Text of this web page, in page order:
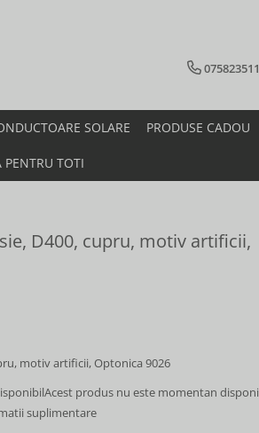
SOLARE PRODUSE CADOU
PENTRU TOTI
D400, cupru, motiv artificii,
motiv artificii, Optonica 9026
Acest produs nu este momentan
suplimentare